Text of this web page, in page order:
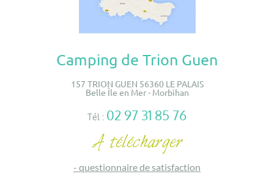
Camping de Trion Guen
157 TRION GUEN 56360 LE PALAIS
Belle Île en Mer - Morbihan
Tél : 02 97 31 85 76
- questionnaire de satisfaction